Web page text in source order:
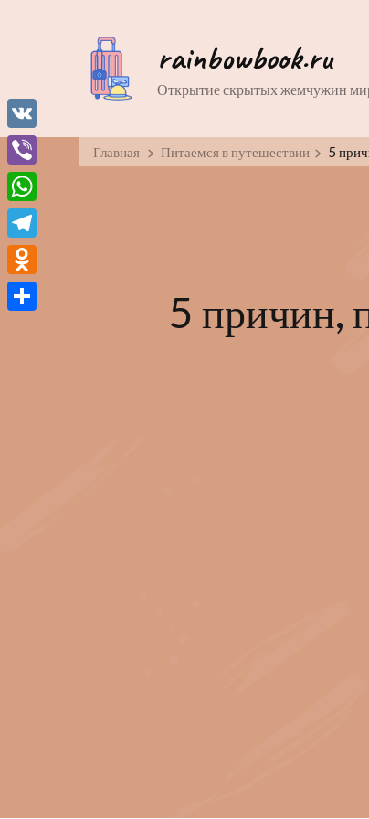
rainbowbook.ru
Открытие скрытых жемчужин
Главная Питаемся в путешествии 5
5 причин,
VK
Viber
WhatsApp
Telegram
Odnoklassniki